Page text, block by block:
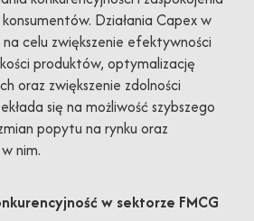
Działania Capex w
celu zwiększenie efektywności
produktów, optymalizację
oraz zwiększenie zdolności
się na możliwość szybszego
popytu na rynku oraz
nim.
w sektorze FMCG